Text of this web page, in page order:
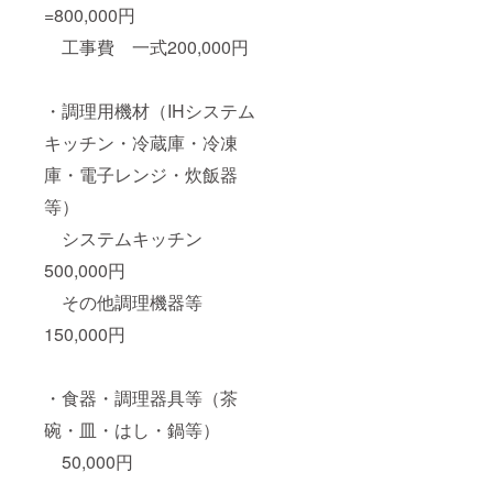
=800,000円
工事費 一式200,000円
・調理用機材（IHシステム
キッチン・冷蔵庫・冷凍
庫・電子レンジ・炊飯器
等）
システムキッチン
500,000円
その他調理機器等
150,000円
・食器・調理器具等（茶
碗・皿・はし・鍋等）
50,000円